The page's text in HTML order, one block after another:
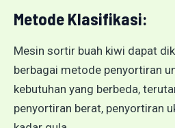
Metode Klasifikasi:
Mesin sortir buah kiwi dapat
berbagai metode penyortiran
kebutuhan yang berbeda,
penyortiran berat, penyortiran